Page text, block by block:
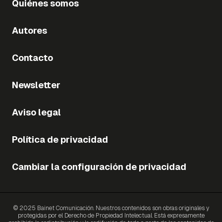
Quiénes somos
Autores
Contacto
Newsletter
Aviso legal
Política de privacidad
Cambiar la configuración de privacidad
© 2025 Bainet Comunicación. Nuestros contenidos son obras originales y
protegidas por el Derecho de Propiedad Intelectual. Está expresamente